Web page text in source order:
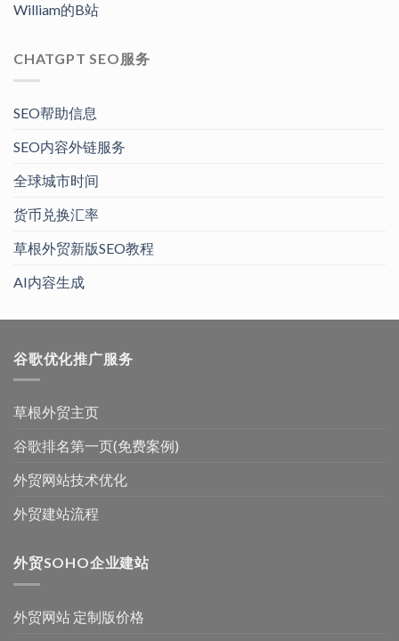
William的B站
CHATGPT SEO服务
SEO帮助信息
SEO内容外链服务
全球城市时间
货币兑换汇率
草根外贸新版SEO教程
AI内容生成
谷歌优化推广服务
草根外贸主页
谷歌排名第一页(免费案例)
外贸网站技术优化
外贸建站流程
外贸SOHO企业建站
外贸网站 定制版价格